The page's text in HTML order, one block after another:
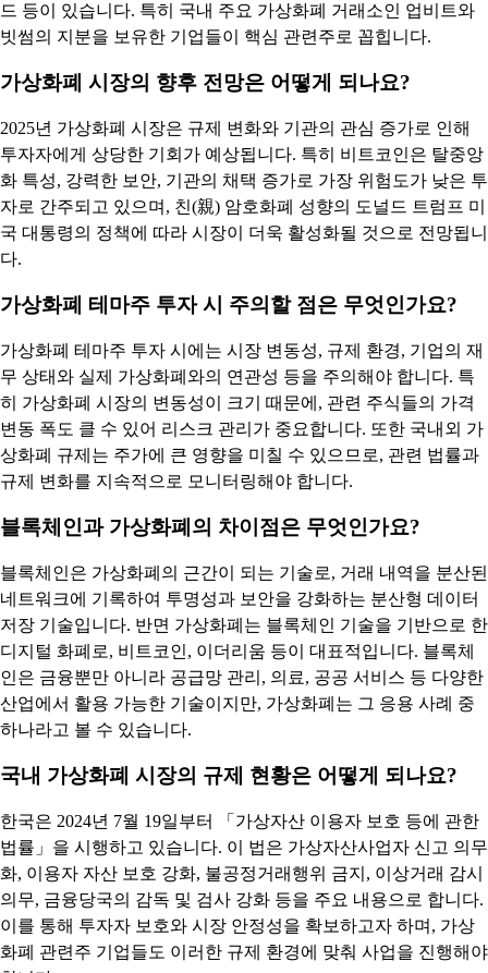
드 등이 있습니다. 특히 국내 주요 가상화폐 거래소인 업비트와
빗썸의 지분을 보유한 기업들이 핵심 관련주로 꼽힙니다.
가상화폐 시장의 향후 전망은 어떻게 되나요?
2025년 가상화폐 시장은 규제 변화와 기관의 관심 증가로 인해
투자자에게 상당한 기회가 예상됩니다. 특히 비트코인은 탈중앙
화 특성, 강력한 보안, 기관의 채택 증가로 가장 위험도가 낮은 투
자로 간주되고 있으며, 친(親) 암호화폐 성향의 도널드 트럼프 미
국 대통령의 정책에 따라 시장이 더욱 활성화될 것으로 전망됩니
다.
가상화폐 테마주 투자 시 주의할 점은 무엇인가요?
가상화폐 테마주 투자 시에는 시장 변동성, 규제 환경, 기업의 재
무 상태와 실제 가상화폐와의 연관성 등을 주의해야 합니다. 특
히 가상화폐 시장의 변동성이 크기 때문에, 관련 주식들의 가격
변동 폭도 클 수 있어 리스크 관리가 중요합니다. 또한 국내외 가
상화폐 규제는 주가에 큰 영향을 미칠 수 있으므로, 관련 법률과
규제 변화를 지속적으로 모니터링해야 합니다.
블록체인과 가상화폐의 차이점은 무엇인가요?
블록체인은 가상화폐의 근간이 되는 기술로, 거래 내역을 분산된
네트워크에 기록하여 투명성과 보안을 강화하는 분산형 데이터
저장 기술입니다. 반면 가상화폐는 블록체인 기술을 기반으로 한
디지털 화폐로, 비트코인, 이더리움 등이 대표적입니다. 블록체
인은 금융뿐만 아니라 공급망 관리, 의료, 공공 서비스 등 다양한
산업에서 활용 가능한 기술이지만, 가상화폐는 그 응용 사례 중
하나라고 볼 수 있습니다.
국내 가상화폐 시장의 규제 현황은 어떻게 되나요?
한국은 2024년 7월 19일부터 「가상자산 이용자 보호 등에 관한
법률」을 시행하고 있습니다. 이 법은 가상자산사업자 신고 의무
화, 이용자 자산 보호 강화, 불공정거래행위 금지, 이상거래 감시
의무, 금융당국의 감독 및 검사 강화 등을 주요 내용으로 합니다.
이를 통해 투자자 보호와 시장 안정성을 확보하고자 하며, 가상
화폐 관련주 기업들도 이러한 규제 환경에 맞춰 사업을 진행해야